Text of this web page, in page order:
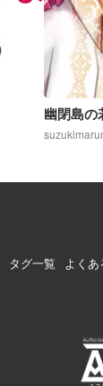
幽閉島の
タグ一覧 よく